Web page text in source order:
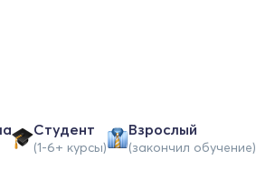
Студент
(1-6+ курсы)
Взрослый
(закончил обучение)